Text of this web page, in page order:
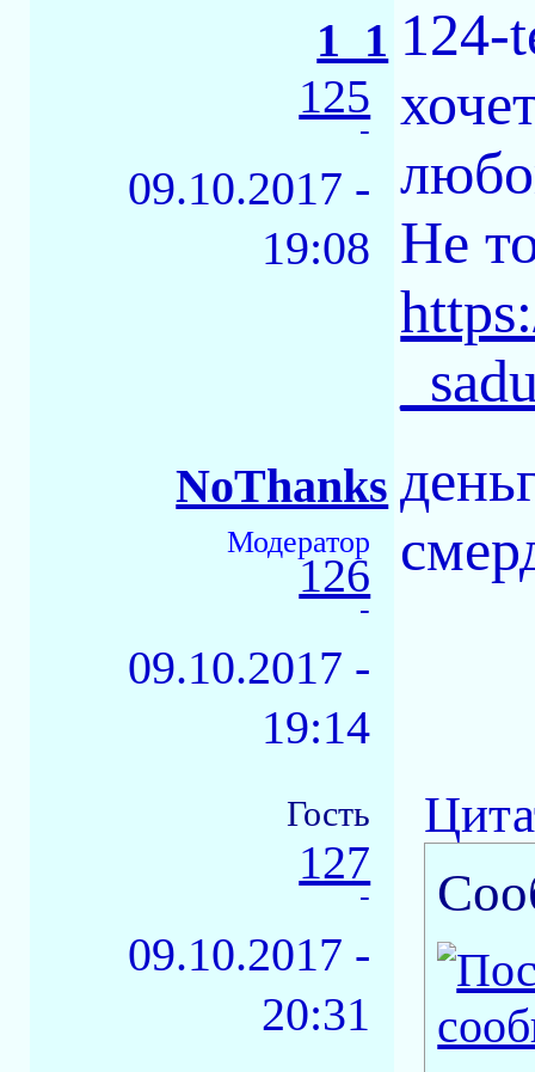
1_1
125
-
09.10.2017 -
19:08
124-
Не
NoThanks
Модератор
126
-
09.10.2017 -
19:14
Гость
127
-
09.10.2017 -
20:31